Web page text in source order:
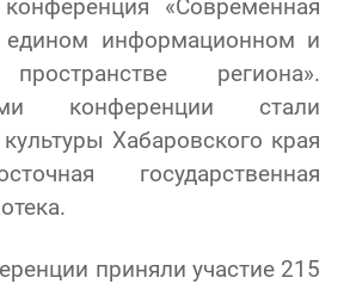
конференция «Современная
едином информационном и
региона».
конференции стали
Хабаровского края
государственная
приняли участие 215